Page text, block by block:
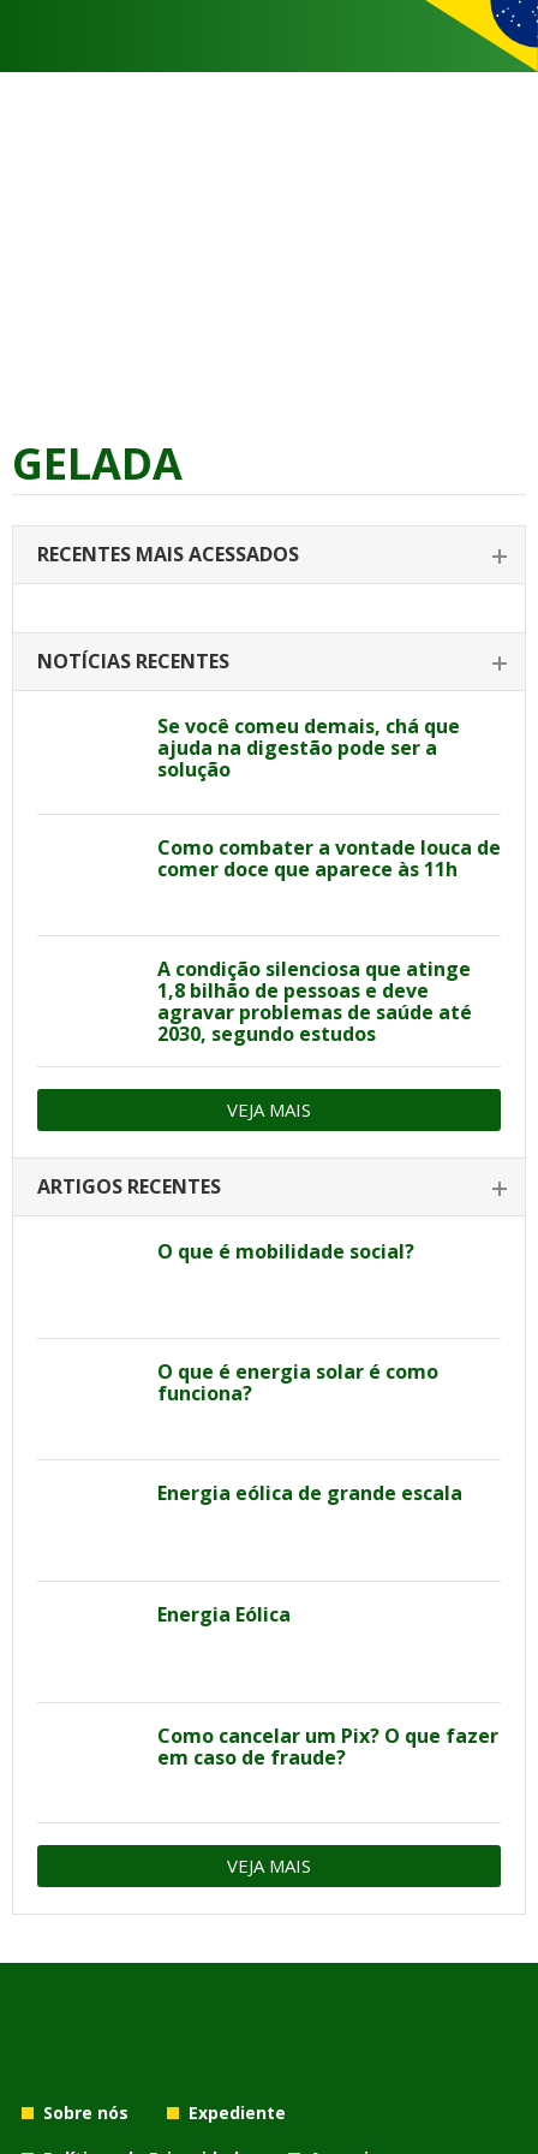
GELADA
RECENTES MAIS ACESSADOS
NOTÍCIAS RECENTES
Se você comeu demais, chá que
ajuda na digestão pode ser a
solução
Como combater a vontade louca de
comer doce que aparece às 11h
A condição silenciosa que atinge
1,8 bilhão de pessoas e deve
agravar problemas de saúde até
2030, segundo estudos
VEJA MAIS
ARTIGOS RECENTES
O que é mobilidade social?
O que é energia solar é como
funciona?
Energia eólica de grande escala
Energia Eólica
Como cancelar um Pix? O que fazer
em caso de fraude?
VEJA MAIS
Sobre nós
Expediente